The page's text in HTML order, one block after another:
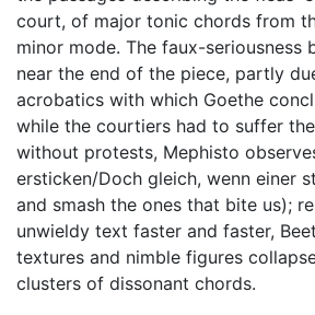
court, of major tonic chords from
minor mode. The faux-seriousness
near the end of the piece, partly
acrobatics with which Goethe
while the courtiers had to suffer
without protests, Mephisto
ersticken/Doch gleich, wenn einer
and smash the ones that bite us);
unwieldy text faster and faster,
textures and nimble figures
clusters of dissonant chords.